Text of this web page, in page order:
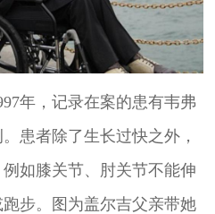
年，记录在案的患有韦弗
患者除了生长过快之外，
如膝关节、肘关节不能伸
步。图为盖尔吉父亲带她